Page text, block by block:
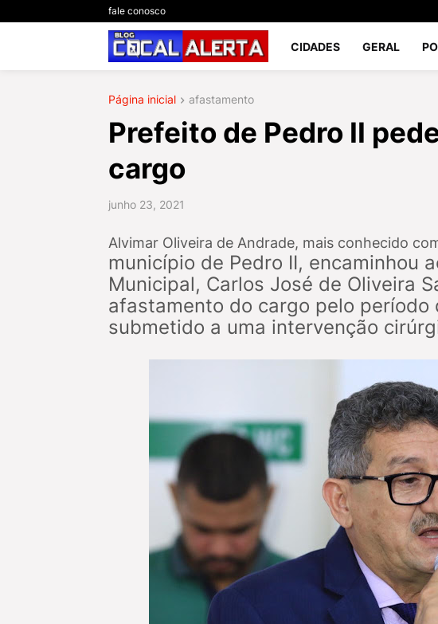
fale conosco
CIDADES GERAL
Página inicial afastamento
Prefeito de Pedro II
cargo
junho 23, 2021
Alvimar Oliveira de Andrade, mais conhecido
município de Pedro II, encaminhou
Municipal, Carlos José de Oliveira
afastamento do cargo pelo
submetido a uma intervenção